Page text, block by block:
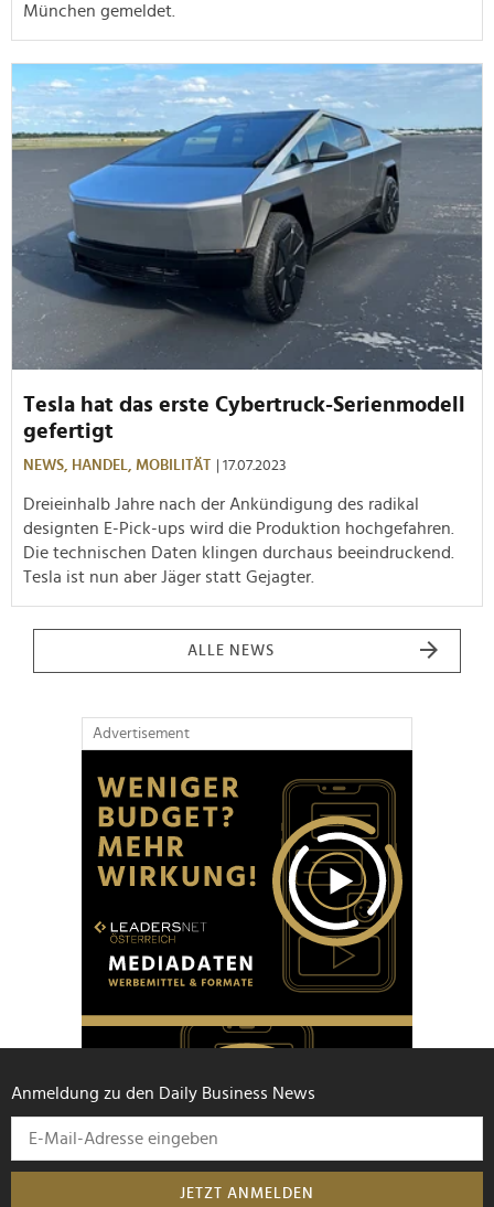
München gemeldet.
Tesla hat das erste Cybertruck-Serienmodell
gefertigt
NEWS, HANDEL, MOBILITÄT | 17.07.2023
Dreieinhalb Jahre nach der Ankündigung des radikal
designten E-Pick-ups wird die Produktion hochgefahren.
Die technischen Daten klingen durchaus beeindruckend.
Tesla ist nun aber Jäger statt Gejagter.
ALLE NEWS
Advertisement
Anmeldung zu den Daily Business News
JETZT ANMELDEN